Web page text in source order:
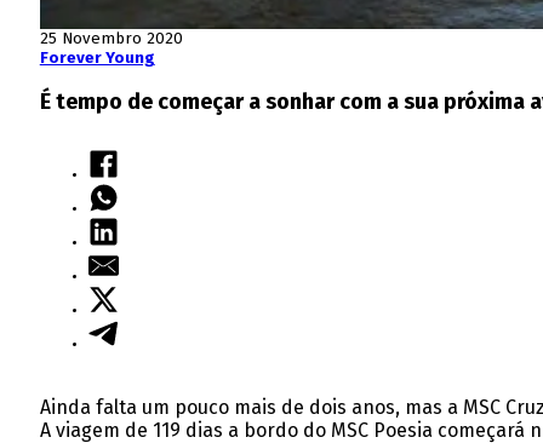
25 Novembro 2020
Forever Young
É tempo de começar a sonhar com a sua próxima
Ainda falta um pouco mais de dois anos, mas a MSC
A viagem de 119 dias a bordo do MSC Poesia